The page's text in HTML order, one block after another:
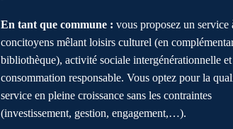
En tant que commune : vous proposez un service
concitoyens mêlant loisirs culturel (en
bibliothèque), activité sociale intergénérationnelle et
consommation responsable. Vous optez pour la
service en pleine croissance sans les contraintes
(investissement, gestion, engagement,…).